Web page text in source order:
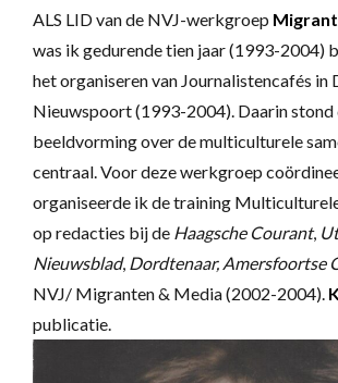
ALS LID van de NVJ-werkgroep
was ik gedurende tien jaar (1993-2004)
het organiseren van Journalistencafés in
Nieuwspoort (1993-2004). Daarin stond
beeldvorming over de multiculturele
centraal. Voor deze werkgroep
organiseerde ik de training
op redacties bij de Haagsche Courant,
Nieuwsblad, Dordtenaar, Amersfoortse
NVJ/ Migranten & Media (2002-2004).
publicatie.